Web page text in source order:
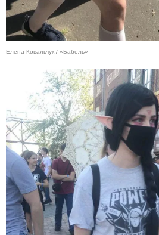
Елена Ковальчук / «Бабель»